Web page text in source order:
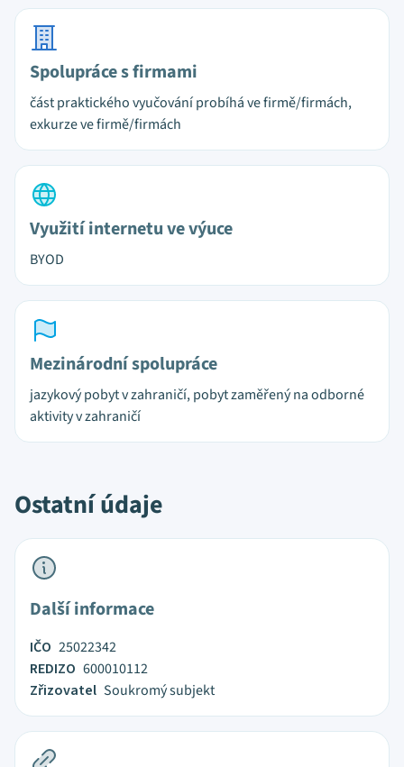
Spolupráce s firmami
část praktického vyučování probíhá ve firmě/firmách,
exkurze ve firmě/firmách
Využití internetu ve výuce
BYOD
Mezinárodní spolupráce
jazykový pobyt v zahraničí, pobyt zaměřený na odborné
aktivity v zahraničí
Ostatní údaje
Další informace
IČO 25022342
REDIZO 600010112
Zřizovatel Soukromý subjekt